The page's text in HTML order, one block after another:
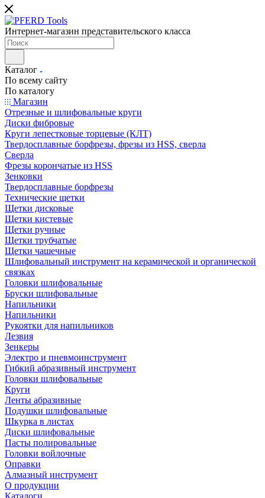
Интернет-магазин представительского класса
Каталог
По всему сайту
По каталогу
Магазин
Отрезные и шлифовальные круги
Диски фибровые
Круги лепестковые торцевые (КЛТ)
Твердосплавные борфрезы, фрезы из HSS, сверла
Сверла
Фрезы корончатые из HSS
Зенковки
Твердосплавные борфрезы
Технические щетки
Щетки дисковые
Щетки кистевые
Щетки ручные
Щетки трубчатые
Щетки чашечные
Шлифовальный инструмент на керамической и органической
связках
Головки шлифовальные
Бруски шлифовальные
Напильники
Напильники
Рукоятки для напильников
Лезвия
Зенкеры
Электро и пневмоинструмент
Гибкий абразивный инструмент
Головки шлифовальные
Круги
Ленты абразивные
Подушки шлифовальные
Шкурка в листах
Диски шлифовальные
Пасты полировальные
Головки войлочные
Оправки
Алмазный инструмент
О продукции
Каталоги